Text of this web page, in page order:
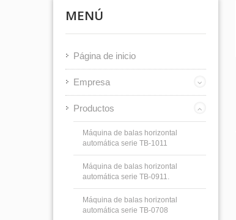
MENÚ
Página de inicio
Empresa
Productos
Máquina de balas horizontal
automática serie TB-1011
Máquina de balas horizontal
automática serie TB-0911.
Máquina de balas horizontal
automática serie TB-0708